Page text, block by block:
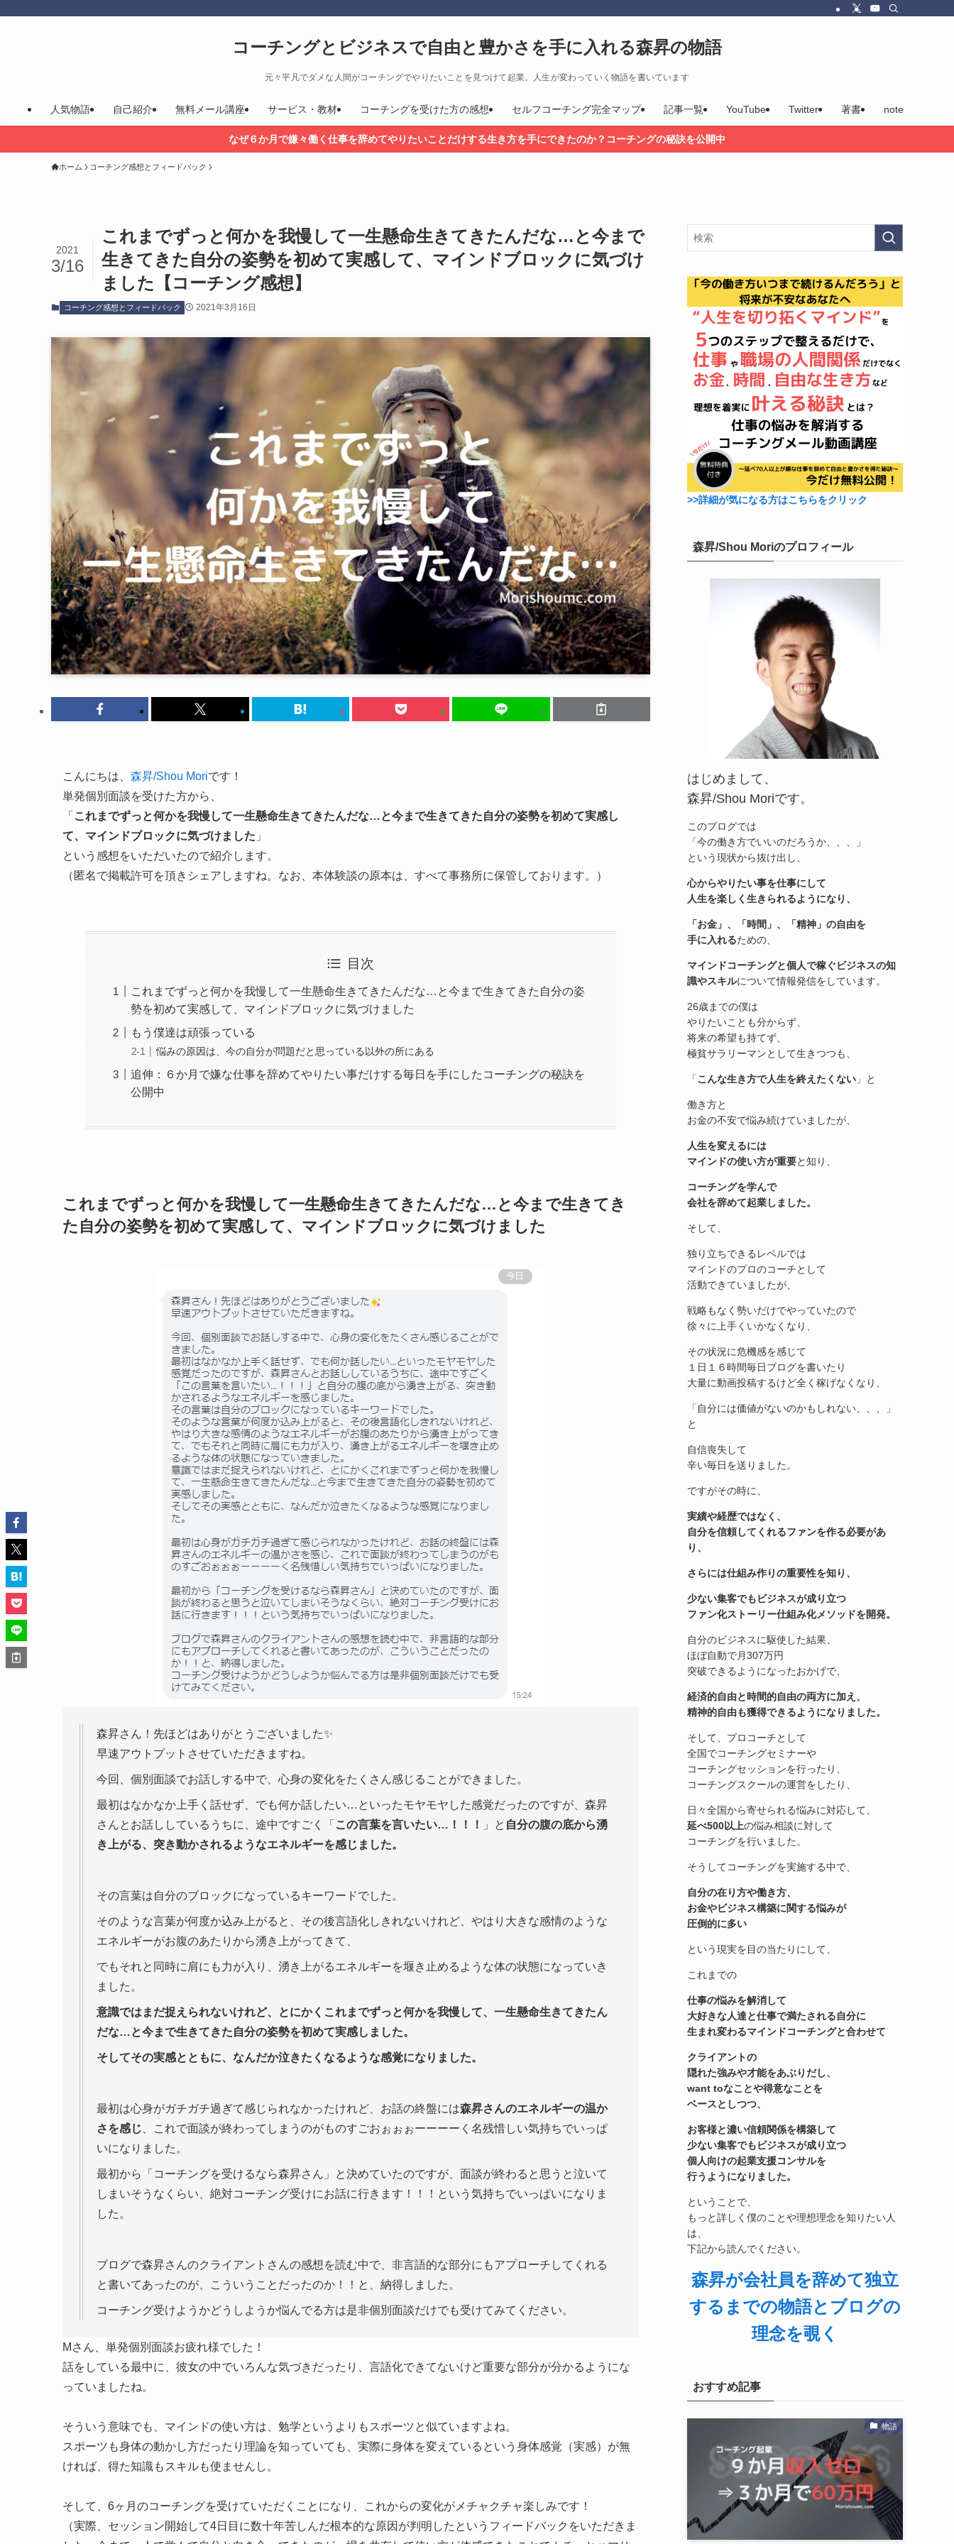
コーチングとビジネスで自由と豊かさを手に入れる森昇の物語
元々平凡でダメな人間がコーチングでやりたいことを見つけて起業。人生が変わっていく物語を書いています
人気物語 自己紹介 無料メール講座 サービス・教材 コーチングを受けた方の感想 セルフコーチング完全マップ 記事一覧 YouTube Twitter 著書 note
なぜ６か月で嫌々働く仕事を辞めてやりたいことだけする生き方を手にできたのか？コーチングの秘訣を公開中
ホーム コーチング感想とフィードバック
これまでずっと何かを我慢して一生懸命生きてきたんだな…と今まで
生きてきた自分の姿勢を初めて実感して、マインドブロックに気づけ
ました【コーチング感想】
2021
3/16
コーチング感想とフィードバック 2021年3月16日
こんにちは、 森昇/Shou Moriです！
単発個別面談を受けた方から、
「 これまでずっと何かを我慢して一生懸命生きてきたんだな…と今まで生きてきた自分の姿勢を初めて実感し
て、マインドブロックに気づけました 」
という感想をいただいたので紹介します。
（匿名で掲載許可を頂きシェアしますね。なお、本体験談の原本は、すべて事務所に保管しております。）
目次
これまでずっと何かを我慢して一生懸命生きてきたんだな…と今まで生きてきた自分の姿
勢を初めて実感して、マインドブロックに気づけました
もう僕達は頑張っている
悩みの原因は、今の自分が問題だと思っている以外の所にある
追伸：６か月で嫌な仕事を辞めてやりたい事だけする毎日を手にしたコーチングの秘訣を
公開中
これまでずっと何かを我慢して一生懸命生きてきたんだな…と今まで生きてき
た自分の姿勢を初めて実感して、マインドブロックに気づけました
森昇さん！先ほどはありがとうございました✨
早速アウトプットさせていただきますね。
今回、個別面談でお話しする中で、心身の変化をたくさん感じることができました。
最初はなかなか上手く話せず、でも何か話したい…といったモヤモヤした感覚だったのですが、森昇
さんとお話ししているうちに、途中ですごく「 この言葉を言いたい…！！！ 」と 自分の腹の底から湧
き上がる、突き動かされるようなエネルギーを感じました。
その言葉は自分のブロックになっているキーワードでした。
そのような言葉が何度か込み上がると、その後言語化しきれないけれど、やはり大きな感情のような
エネルギーがお腹のあたりから湧き上がってきて、
でもそれと同時に肩にも力が入り、湧き上がるエネルギーを堰き止めるような体の状態になっていき
ました。
意識ではまだ捉えられないけれど、とにかくこれまでずっと何かを我慢して、一生懸命生きてきたん
だな…と今まで生きてきた自分の姿勢を初めて実感しました。
そしてその実感とともに、なんだか泣きたくなるような感覚になりました。
最初は心身がガチガチ過ぎて感じられなかったけれど、お話の終盤には森昇さんのエネルギーの温か
さを感じ 、これで面談が終わってしまうのがものすごおぉぉぉーーーーく名残惜しい気持ちでいっぱ
いになりました。
最初から「コーチングを受けるなら森昇さん」と決めていたのですが、面談が終わると思うと泣いて
しまいそうなくらい、絶対コーチング受けにお話に行きます！！！という気持ちでいっぱいになりま
した。
ブログで森昇さんのクライアントさんの感想を読む中で、非言語的な部分にもアプローチしてくれる
と書いてあったのが、こういうことだったのか！！と、納得しました。
コーチング受けようかどうしようか悩んでる方は是非個別面談だけでも受けてみてください。
Mさん、単発個別面談お疲れ様でした！
話をしている最中に、彼女の中でいろんな気づきだったり、言語化できてないけど重要な部分が分かるようにな
っていましたね。
そういう意味でも、マインドの使い方は、勉学というよりもスポーツと似ていますよね。
スポーツも身体の動かし方だったり理論を知っていても、実際に身体を変えているという身体感覚（実感）が無
ければ、得た知識もスキルも使ませんし。
そして、6ヶ月のコーチングを受けていただくことになり、これからの変化がメチャクチャ楽しみです！
（実際、セッション開始して4日目に数十年苦しんだ根本的な原因が判明したというフィードバックをいただきま
>>詳細が気になる方はこちらをクリック
森昇/Shou Moriのプロフィール
はじめまして、
森昇/Shou Moriです。
このブログでは
「今の働き方でいいのだろうか、、、」
という現状から抜け出し、
心からやりたい事を仕事にして
人生を楽しく生きられるようになり、
「お金」、「時間」、「精神」の自由を
手に入れるための、
マインドコーチングと個人で稼ぐビジネスの知
識やスキルについて情報発信をしています。
26歳までの僕は
やりたいことも分からず、
将来の希望も持てず、
極貧サラリーマンとして生きつつも、
「こんな生き方で人生を終えたくない 」と
働き方と
お金の不安で悩み続けていましたが、
人生を変えるには
マインドの使い方が重要と知り、
コーチングを学んで
会社を辞めて起業しました。
そして、
独り立ちできるレベルでは
マインドのプロのコーチとして
活動できていましたが、
戦略もなく勢いだけでやっていたので
徐々に上手くいかなくなり、
その状況に危機感を感じて
１日１６時間毎日ブログを書いたり
大量に動画投稿するけど全く稼げなくなり、
「自分には価値がないのかもしれない、、、」
と
自信喪失して
辛い毎日を送りました。
ですがその時に、
実績や経歴ではなく、
自分を信頼してくれるファンを作る必要があ
り、
さらには仕組み作りの重要性を知り、
少ない集客でもビジネスが成り立つ
ファン化ストーリー仕組み化メソッドを開発。
自分のビジネスに駆使した結果、
ほぼ自動で月307万円
突破できるようになったおかげで、
経済的自由と時間的自由の両方に加え、
精神的自由も獲得できるようになりました。
そして、プロコーチとして
全国でコーチングセミナーや
コーチングセッションを行ったり、
コーチングスクールの運営をしたり、
日々全国から寄せられる悩みに対応して、
延べ500以上の悩み相談に対して
コーチングを行いました。
そうしてコーチングを実施する中で、
自分の在り方や働き方、
お金やビジネス構築に関する悩みが
圧倒的に多い
という現実を目の当たりにして、
これまでの
仕事の悩みを解消して
大好きな人達と仕事で満たされる自分に
生まれ変わるマインドコーチングと合わせて
クライアントの
隠れた強みや才能をあぶりだし、
want toなことや得意なことを
ベースとしつつ、
お客様と濃い信頼関係を構築して
少ない集客でもビジネスが成り立つ
個人向けの起業支援コンサルを
行うようになりました。
ということで、
もっと詳しく僕のことや理想理念を知りたい人
は、
下記から読んでください。
森昇が会社員を辞めて独立
するまでの物語とブログの
理念を覗く
おすすめ記事
物語